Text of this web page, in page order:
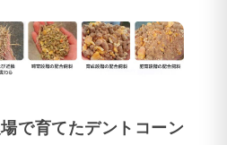
で育てたデントコーン